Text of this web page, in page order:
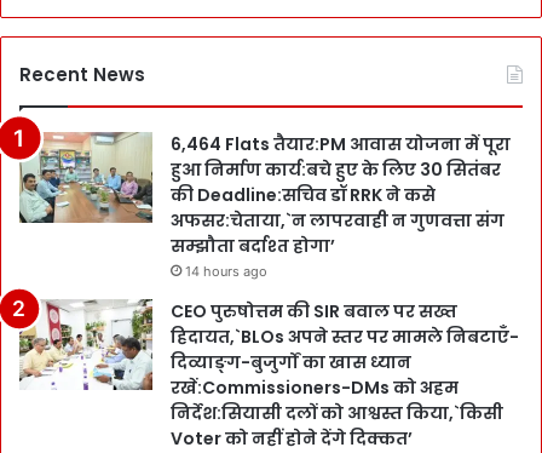
Recent News
6,464 Flats तैयार:PM आवास योजना में पूरा
हुआ निर्माण कार्य:बचे हुए के लिए 30 सितंबर
की Deadline:सचिव डॉ RRK ने कसे
अफसर:चेताया,`न लापरवाही न गुणवत्ता संग
सम्झौता बर्दाश्त होगा’
14 hours ago
CEO पुरुषोत्तम की SIR बवाल पर सख्त
हिदायत,`BLOs अपने स्तर पर मामले निबटाएँ-
दिव्याङ्ग-बुजुर्गों का खास ध्यान
रखें:Commissioners-DMs को अहम
निर्देश:सियासी दलों को आश्वस्त किया,`किसी
Voter को नहीं होने देंगे दिक्कत’